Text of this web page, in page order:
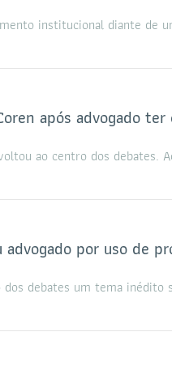
institucional diante de
após advogado ter
ao centro dos debates.
por uso de
dos debates um tema inédito